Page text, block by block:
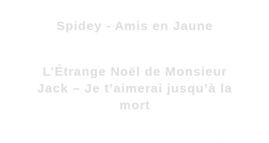
Spidey - Amis en Jaune
L’Étrange Noël de Monsieur
Jack – Je t’aimerai jusqu’à la
mort